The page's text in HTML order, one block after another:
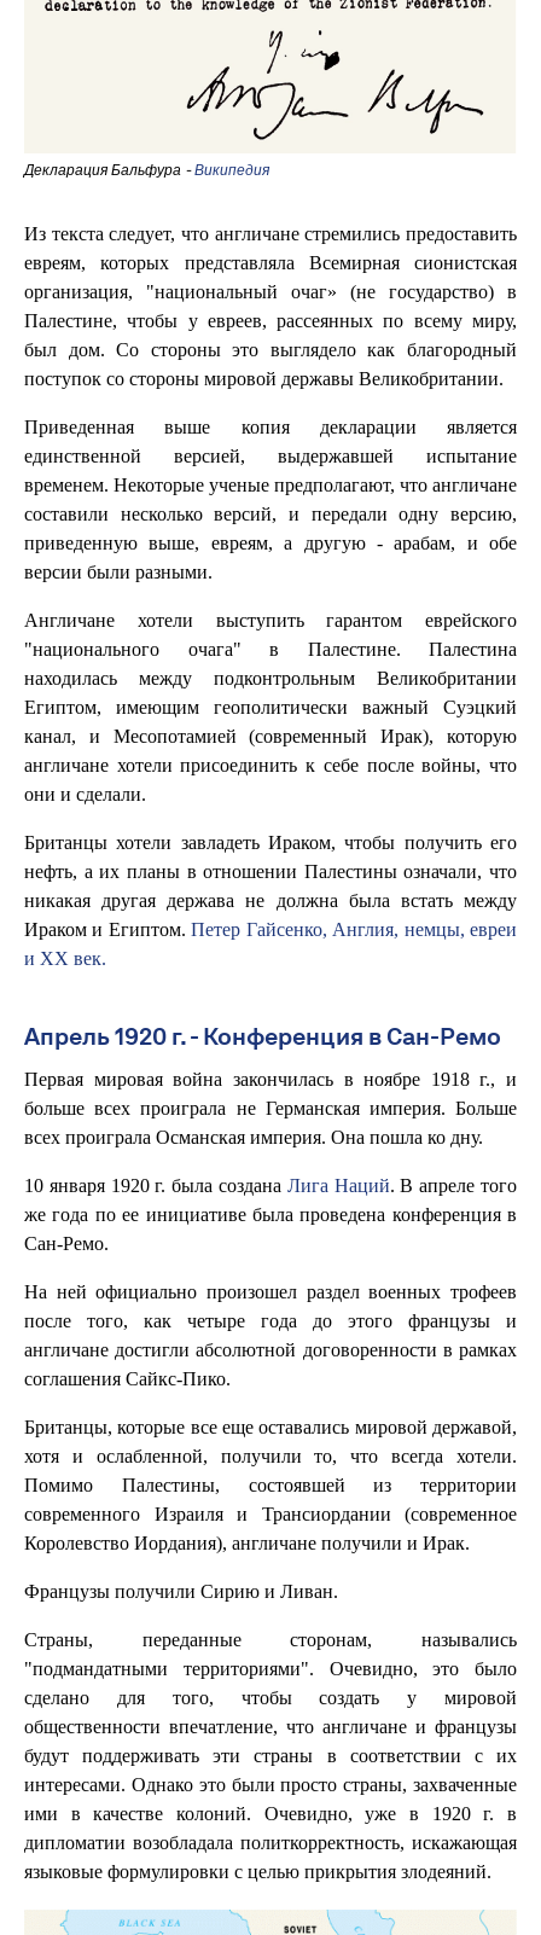
Декларация Бальфура -Википедия
Из текста следует, что англичане стремились предоставить
евреям, которых представляла Всемирная сионистская
организация, "национальный очаг» (не государство) в
Палестине, чтобы у евреев, рассеянных по всему миру,
был дом. Со стороны это выглядело как благородный
поступок со стороны мировой державы Великобритании.
Приведенная выше копия декларации является
единственной версией, выдержавшей испытание
временем. Некоторые ученые предполагают, что англичане
составили несколько версий, и передали одну версию,
приведенную выше, евреям, а другую - арабам, и обе
версии были разными.
Англичане хотели выступить гарантом еврейского
"национального очага" в Палестине. Палестина
находилась между подконтрольным Великобритании
Египтом, имеющим геополитически важный Суэцкий
канал, и Месопотамией (современный Ирак), которую
англичане хотели присоединить к себе после войны, что
они и сделали.
Британцы хотели завладеть Ираком, чтобы получить его
нефть, а их планы в отношении Палестины означали, что
никакая другая держава не должна была встать между
Ираком и Египтом.Петер Гайсенко, Англия, немцы, евреи
и XX век.
Апрель 1920 г. - Конференция в Сан-Ремо
Первая мировая война закончилась в ноябре 1918 г., и
больше всех проиграла не Германская империя. Больше
всех проиграла Османская империя. Она пошла ко дну.
10 января 1920 г. была создана Лига Наций. В апреле того
же года по ее инициативе была проведена конференция в
Сан-Ремо.
На ней официально произошел раздел военных трофеев
после того, как четыре года до этого французы и
англичане достигли абсолютной договоренности в рамках
соглашения Сайкс-Пико.
Британцы, которые все еще оставались мировой державой,
хотя и ослабленной, получили то, что всегда хотели.
Помимо Палестины, состоявшей из территории
современного Израиля и Трансиордании (современное
Королевство Иордания), англичане получили и Ирак.
Французы получили Сирию и Ливан.
Страны, переданные сторонам, назывались
"подмандатными территориями". Очевидно, это было
сделано для того, чтобы создать у мировой
общественности впечатление, что англичане и французы
будут поддерживать эти страны в соответствии с их
интересами. Однако это были просто страны, захваченные
ими в качестве колоний. Очевидно, уже в 1920 г. в
дипломатии возобладала политкорректность, искажающая
языковые формулировки с целью прикрытия злодеяний.